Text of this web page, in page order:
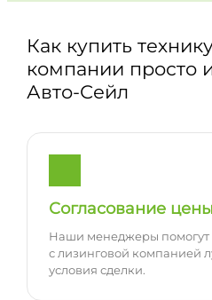
Как купить
компании просто
Авто-Сейл
Согласование цены
Наши менеджеры помогут
с лизинговой компанией
условия сделки.